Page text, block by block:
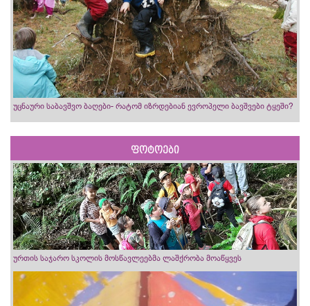
უცნაური საბავშვო ბაღები- რატომ იზრდებიან ევროპელი ბავშვები ტყეში?
ფოტოები
ურთის საჯარო სკოლის მოსწავლეებმა ლაშქრობა მოაწყვეს